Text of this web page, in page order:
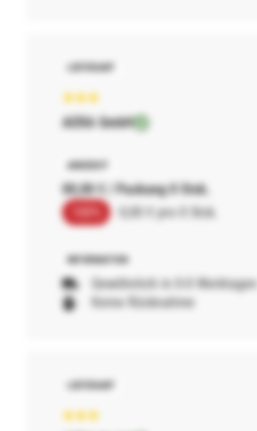
AERA GmbH
00,00 € / Packung 0 Stck.
0,00 € pro 0 Stck.
Gewöhnlich in 0-0 Werktagen
Keine Rücknahme